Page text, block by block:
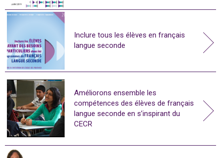
Inclure tous les élèves en français
langue seconde
Améliorons ensemble les
compétences des élèves de français
langue seconde en s’inspirant du
CECR